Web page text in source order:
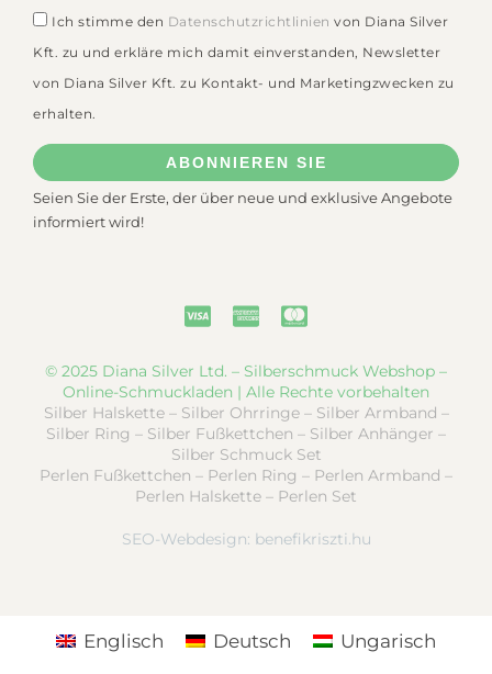
Ich stimme den Datenschutzrichtlinien von Diana Silver
Kft. zu und erkläre mich damit einverstanden, Newsletter
von Diana Silver Kft. zu Kontakt- und Marketingzwecken zu
erhalten.
ABONNIEREN SIE
Seien Sie der Erste, der über neue und exklusive Angebote
informiert wird!
© 2025 Diana Silver Ltd. – Silberschmuck Webshop –
Online-Schmuckladen | Alle Rechte vorbehalten
Silber Halskette – Silber Ohrringe – Silber Armband –
Silber Ring – Silber Fußkettchen – Silber Anhänger –
Silber Schmuck Set
Perlen Fußkettchen – Perlen Ring – Perlen Armband –
Perlen Halskette – Perlen Set
SEO-Webdesign: benefikriszti.hu
Englisch Deutsch Ungarisch